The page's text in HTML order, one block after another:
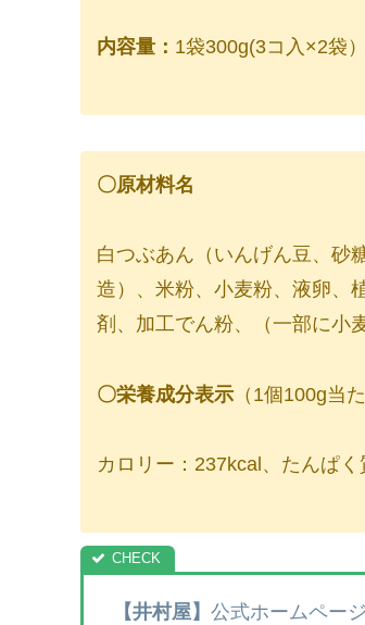
内容量： 1袋300g(3コ入×2袋）
〇原材料名
白つぶあん（いんげん豆、砂
造）、米粉、小麦粉、液卵、
剤、加工でん粉、（一部に小
〇栄養成分表示 （1個100g当た
カロリー：237kcal、たんぱ
【井村屋】 公式ホームページ